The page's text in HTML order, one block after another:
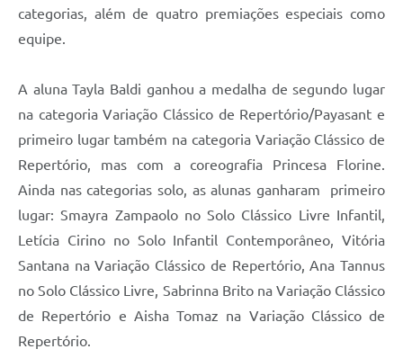
categorias, além de quatro premiações especiais como
equipe.
A aluna Tayla Baldi ganhou a medalha de segundo lugar
na categoria Variação Clássico de Repertório/Payasant e
primeiro lugar também na categoria Variação Clássico de
Repertório, mas com a coreografia Princesa Florine.
Ainda nas categorias solo, as alunas ganharam primeiro
lugar: Smayra Zampaolo no Solo Clássico Livre Infantil,
Letícia Cirino no Solo Infantil Contemporâneo, Vitória
Santana na Variação Clássico de Repertório, Ana Tannus
no Solo Clássico Livre, Sabrinna Brito na Variação Clássico
de Repertório e Aisha Tomaz na Variação Clássico de
Repertório.